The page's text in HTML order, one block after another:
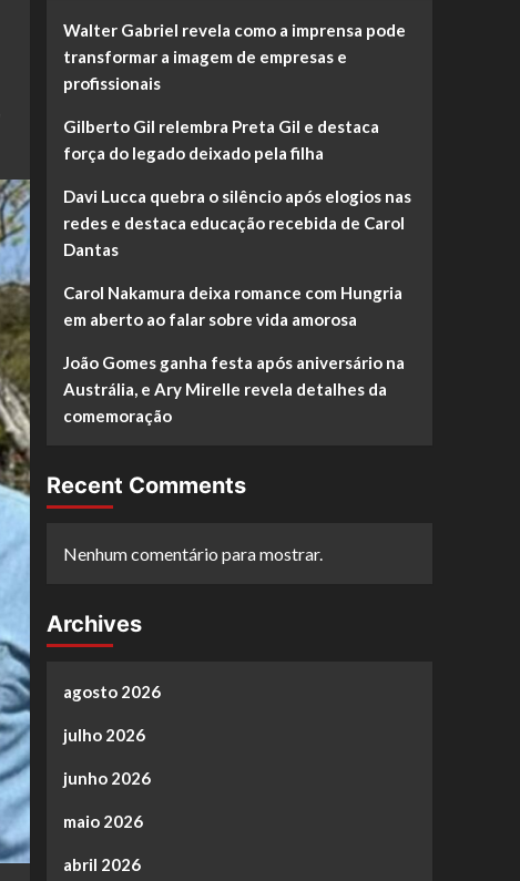
Walter Gabriel revela como a imprensa pode
transformar a imagem de empresas e
profissionais
Gilberto Gil relembra Preta Gil e destaca
força do legado deixado pela filha
Davi Lucca quebra o silêncio após elogios nas
redes e destaca educação recebida de Carol
Dantas
Carol Nakamura deixa romance com Hungria
em aberto ao falar sobre vida amorosa
João Gomes ganha festa após aniversário na
Austrália, e Ary Mirelle revela detalhes da
comemoração
Recent Comments
Nenhum comentário para mostrar.
Archives
agosto 2026
julho 2026
junho 2026
maio 2026
abril 2026